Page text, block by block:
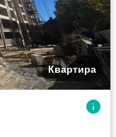
Квартира